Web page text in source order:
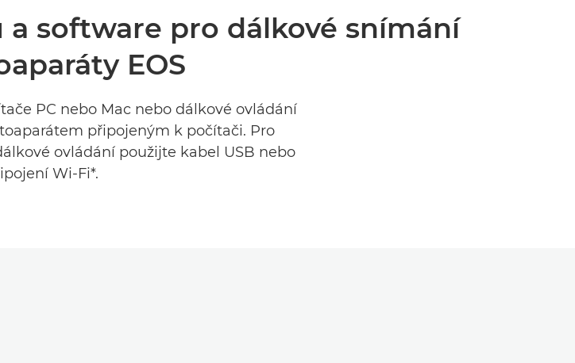
software pro dálkové snímání
EOS
PC nebo Mac nebo dálkové ovládání
připojeným k počítači. Pro
ovládání použijte kabel USB nebo
Wi-Fi*.